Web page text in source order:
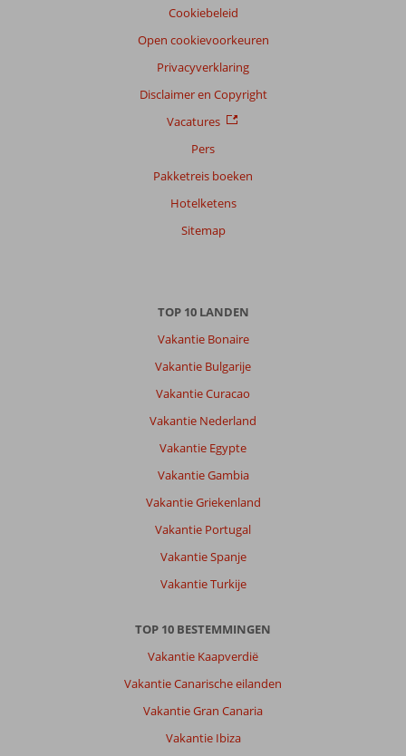
Cookiebeleid
Open cookievoorkeuren
Privacyverklaring
Disclaimer en Copyright
Vacatures
Pers
Pakketreis boeken
Hotelketens
Sitemap
TOP 10 LANDEN
Vakantie Bonaire
Vakantie Bulgarije
Vakantie Curacao
Vakantie Nederland
Vakantie Egypte
Vakantie Gambia
Vakantie Griekenland
Vakantie Portugal
Vakantie Spanje
Vakantie Turkije
TOP 10 BESTEMMINGEN
Vakantie Kaapverdië
Vakantie Canarische eilanden
Vakantie Gran Canaria
Vakantie Ibiza